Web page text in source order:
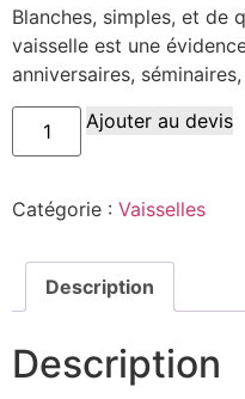
Blanches, simples, et de
vaisselle est une
anniversaires,
Ajouter au devis
Catégorie : Vaisselles
Description
Description